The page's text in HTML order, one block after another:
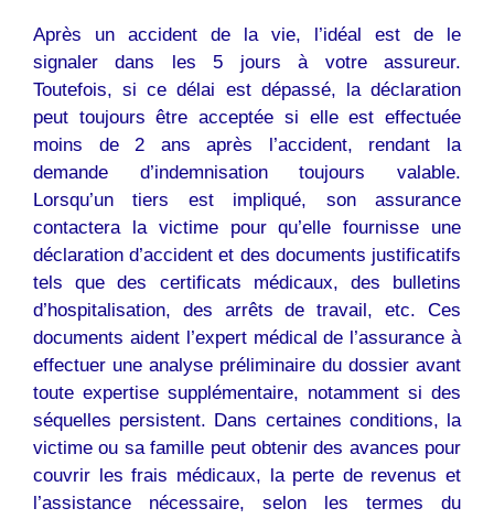
Après un accident de la vie, l’idéal est de le
signaler dans les 5 jours à votre assureur.
Toutefois, si ce délai est dépassé, la déclaration
peut toujours être acceptée si elle est effectuée
moins de 2 ans après l’accident, rendant la
demande d’indemnisation toujours valable.
Lorsqu’un tiers est impliqué, son assurance
contactera la victime pour qu’elle fournisse une
déclaration d’accident et des documents justificatifs
tels que des certificats médicaux, des bulletins
d’hospitalisation, des arrêts de travail, etc. Ces
documents aident l’expert médical de l’assurance à
effectuer une analyse préliminaire du dossier avant
toute expertise supplémentaire, notamment si des
séquelles persistent. Dans certaines conditions, la
victime ou sa famille peut obtenir des avances pour
couvrir les frais médicaux, la perte de revenus et
l’assistance nécessaire, selon les termes du